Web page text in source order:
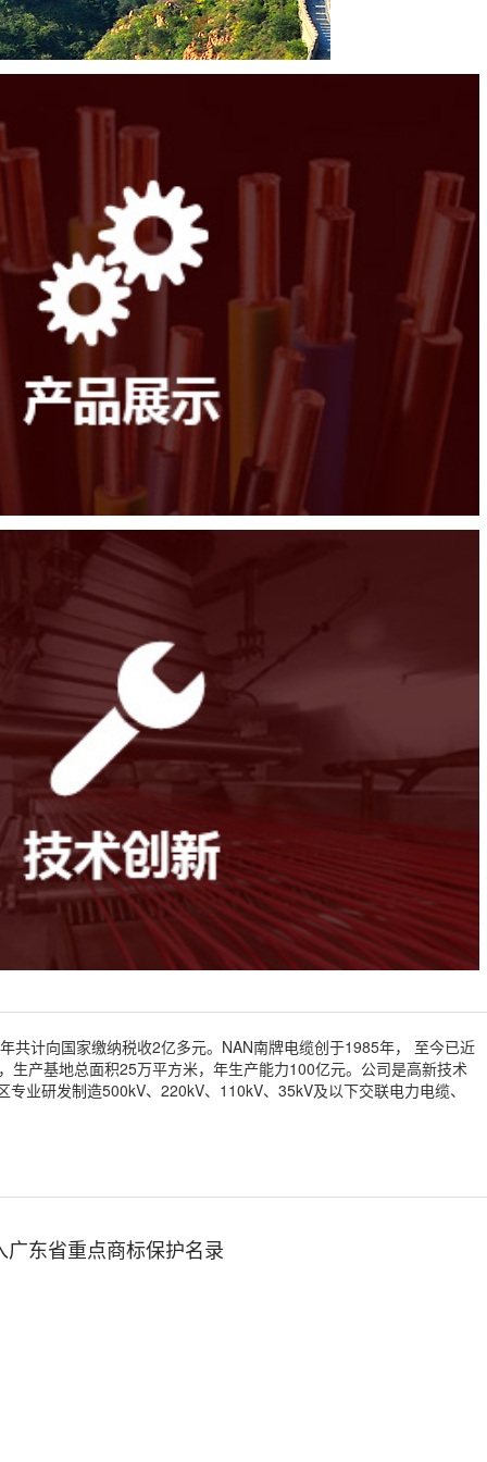
计向国家缴纳税收2亿多元。NAN南牌电缆创于1985年， 至今已近
产基地总面积25万平方米，年生产能力100亿元。公司是高新技术
业研发制造500kV、220kV、110kV、35kV及以下交联电力电缆、
广东省重点商标保护名录